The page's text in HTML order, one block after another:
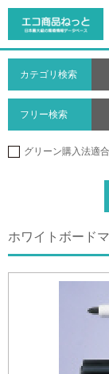
カテゴリ検索
フリー検索
グリーン購入法適
ホワイトボード